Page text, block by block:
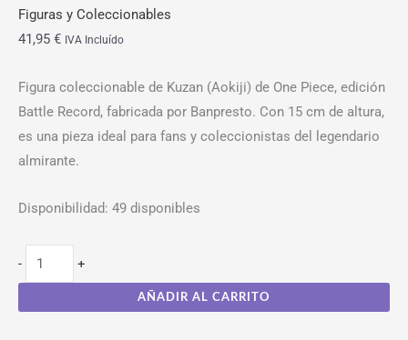
Figuras y Coleccionables
41,95 € IVA Incluído
Figura coleccionable de Kuzan (Aokiji) de One Piece, edición
Battle Record, fabricada por Banpresto. Con 15 cm de altura,
es una pieza ideal para fans y coleccionistas del legendario
almirante.
Disponibilidad: 49 disponibles
- +
AÑADIR AL CARRITO